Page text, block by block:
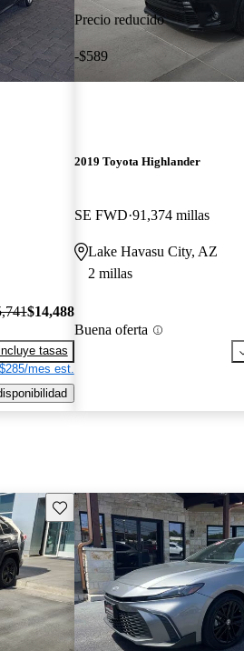
$14,488
tasas
$285/mes est.
Precio reducido
-$589
2019 Toyota Highlander
SE FWD 91,374 millas
Lake Havasu City, AZ
2 millas
Buena oferta
Guarda este Aviso